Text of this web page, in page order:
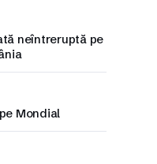
neîntreruptă pe
Mondial